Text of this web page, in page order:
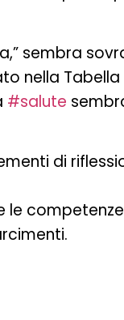
sembra
nella Tabella
#salute
di
le